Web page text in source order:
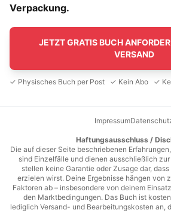
Verpackung.
JETZT GRATIS BUCH
VERSAND
✓ Physisches Buch per Post ✓ Kein Abo ✓
Impressum
Haftungsausschluss /
Die auf dieser Seite beschriebenen
sind Einzelfälle und dienen ausschließlich
stellen keine Garantie oder Zusage dar,
erzielen wirst. Deine Ergebnisse hängen von
Faktoren ab – insbesondere von deinem
den Marktbedingungen. Das Buch ist
lediglich Versand- und Bearbeitungskosten an,